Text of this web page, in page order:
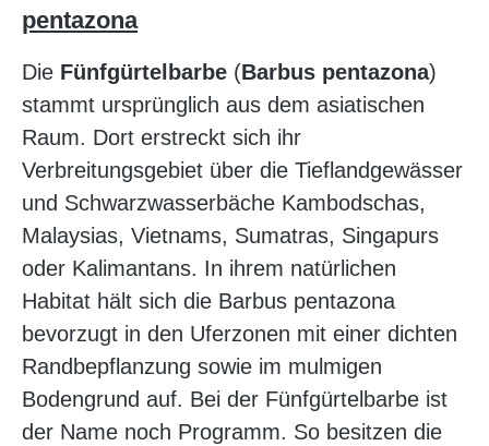
pentazona
Die Fünfgürtelbarbe (Barbus pentazona)
stammt ursprünglich aus dem asiatischen
Raum. Dort erstreckt sich ihr
Verbreitungsgebiet über die Tieflandgewässer
und Schwarzwasserbäche Kambodschas,
Malaysias, Vietnams, Sumatras, Singapurs
oder Kalimantans. In ihrem natürlichen
Habitat hält sich die Barbus pentazona
bevorzugt in den Uferzonen mit einer dichten
Randbepflanzung sowie im mulmigen
Bodengrund auf. Bei der Fünfgürtelbarbe ist
der Name noch Programm. So besitzen die